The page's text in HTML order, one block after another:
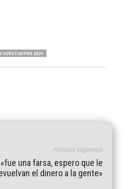
VERSTAPPEN 2021
Artículo siguiente
una farsa, espero que le
el dinero a la gente»